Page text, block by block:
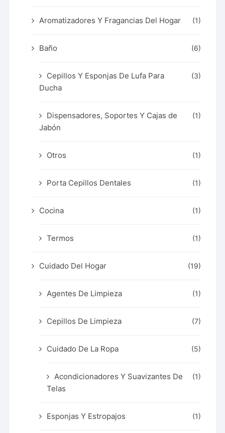
Aromatizadores Y Fragancias Del Hogar (1)
Baño (6)
Cepillos Y Esponjas De Lufa Para
Ducha
(3)
Dispensadores, Soportes Y Cajas de
Jabón
(1)
Otros (1)
Porta Cepillos Dentales (1)
Cocina (1)
Termos (1)
Cuidado Del Hogar (19)
Agentes De Limpieza (1)
Cepillos De Limpieza (7)
Cuidado De La Ropa (5)
Acondicionadores Y Suavizantes De
Telas
(1)
Esponjas Y Estropajos (1)